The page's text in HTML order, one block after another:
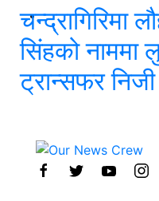
चन्द्रागिरिमा
सिंहको नाममा
ट्रान्सफर निजी